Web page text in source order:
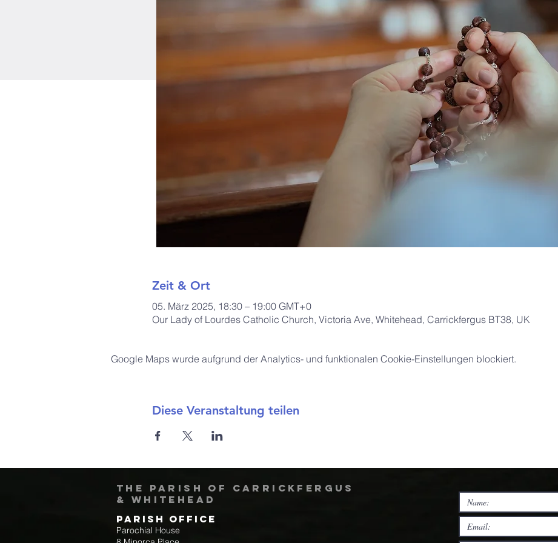
Zeit & Ort
05. März 2025, 18:30 – 19:00 GMT+0
Our Lady of Lourdes Catholic Church, Victoria Ave, Whitehead, Carrickfergus BT38, UK
Google Maps wurde aufgrund der Analytics- und funktionalen Cookie-Einstellungen blockiert.
Diese Veranstaltung teilen
The Parish of Carrickfergus
& Whitehead
Parish Office
Parochial House